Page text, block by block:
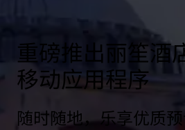
重磅推出丽笙酒
移动应用程序
随时随地，乐享优质预